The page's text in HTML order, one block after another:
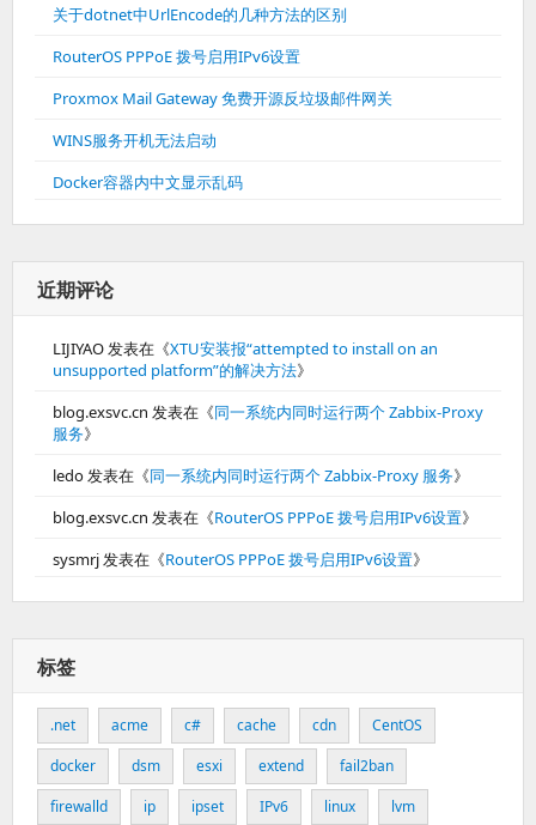
关于dotnet中UrlEncode的几种方法的区别
RouterOS PPPoE 拨号启用IPv6设置
Proxmox Mail Gateway 免费开源反垃圾邮件网关
WINS服务开机无法启动
Docker容器内中文显示乱码
近期评论
LIJIYAO发表在《XTU安装报“attempted to install on an
unsupported platform”的解决方法》
blog.exsvc.cn 发表在《同一系统内同时运行两个 Zabbix-Proxy
服务》
ledo发表在《同一系统内同时运行两个 Zabbix-Proxy 服务》
blog.exsvc.cn 发表在《RouterOS PPPoE 拨号启用IPv6设置》
sysmrj发表在《RouterOS PPPoE 拨号启用IPv6设置》
标签
.net acme c# cache cdn
CentOS
docker
dsm esxi extend
fail2ban
firewalld
ip ipset IPv6 linux lvm